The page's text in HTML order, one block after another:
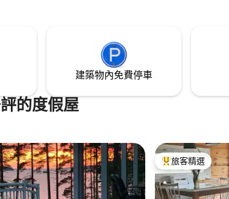
建築物內免費停車
的度假屋
旅客精選榜首
旅客精選